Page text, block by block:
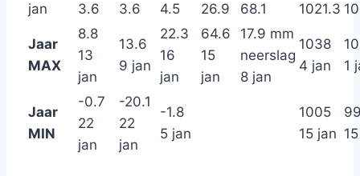
jan
3.6 3.6 4.5 26.9 68.1 1021.3
Jaar
MAX
8.8
13
jan
13.6
9 jan
22.3
16
jan
64.6
15
jan
17.9 mm
neerslag
8 jan
1038
4 jan
1
Jaar
MIN
-0.7
22
jan
-20.1
22
jan
-1.8
5 jan
1005
15 jan